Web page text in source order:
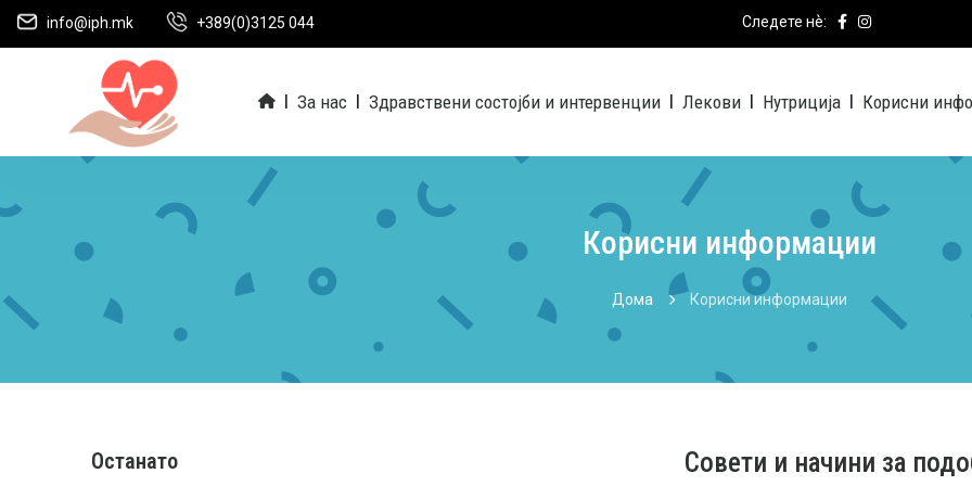
info@iph.mk +389(0)3125 044 Следете нѐ:
За нас Здравствени состојби и интервенции Лекови Нутриција Корисни
Корисни информации
Дома Корисни информации
Останато Совети и начини за